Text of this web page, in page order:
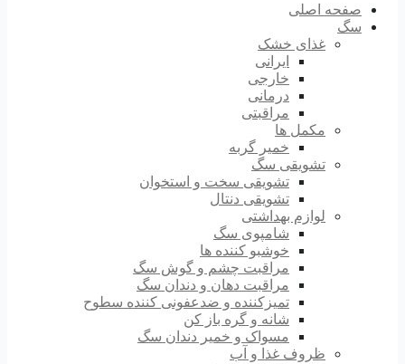
صفحه اصلی
سگ
غذای خشک
ایرانی
خارجی
درمانی
مراقبتی
مکمل ها
خمیر گربه
تشویقی سگ
تشویقی سخت و استخوان
تشویقی دنتال
لوازم بهداشتی
شامپوی سگ
خوشبو کننده ها
مراقبت چشم و گوش سگ
مراقبت دهان و دندان سگ
تمیزکننده و ضدعفونی کننده سطوح
شانه و گره باز کن
مسواک و خمیر دندان سگ
ظروف غذا و آب